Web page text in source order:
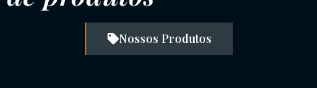
Nossos Produtos